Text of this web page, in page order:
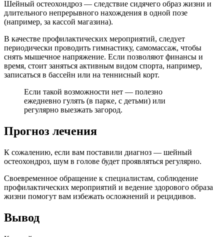
Шейный остеохондроз — следствие сидячего образ жизни и
длительного непрерывного нахождения в одной позе
(например, за кассой магазина).
В качестве профилактических мероприятий, следует
периодически проводить гимнастику, самомассаж, чтобы
снять мышечное напряжение. Если позволяют финансы и
время, стоит заняться активным видом спорта, например,
записаться в бассейн или на теннисный корт.
Если такой возможности нет — полезно
ежедневно гулять (в парке, с детьми) или
регулярно выезжать загород.
Прогноз лечения
К сожалению, если вам поставили диагноз — шейный
остеохондроз, шум в голове будет проявляться регулярно.
Своевременное обращение к специалистам, соблюдение
профилактических мероприятий и ведение здорового образа
жизни помогут вам избежать осложнений и рецидивов.
Вывод